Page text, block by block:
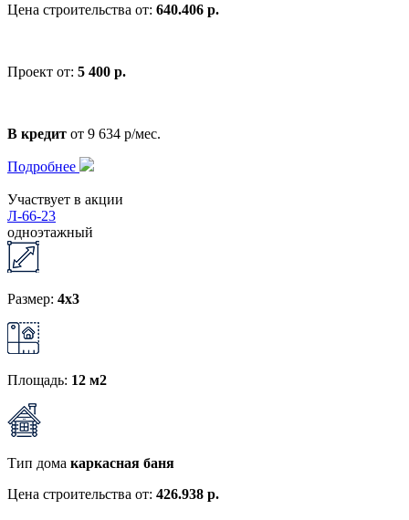
Цена строительства от: 640.406 р.
Проект от: 5 400 р.
В кредит от 9 634 р/мес.
Подробнее
Участвует в акции
Л-66-23
одноэтажный
Размер: 4x3
Площадь: 12 м2
Тип дома каркасная баня
Цена строительства от: 426.938 р.